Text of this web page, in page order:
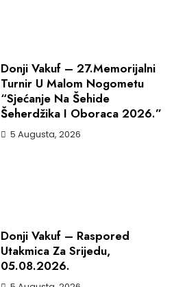
Donji Vakuf – 27.Memorijalni
Turnir U Malom Nogometu
“Sjećanje Na Šehide
Šeherdžika I Oboraca 2026.”
5 Augusta, 2026
Donji Vakuf – Raspored
Utakmica Za Srijedu,
05.08.2026.